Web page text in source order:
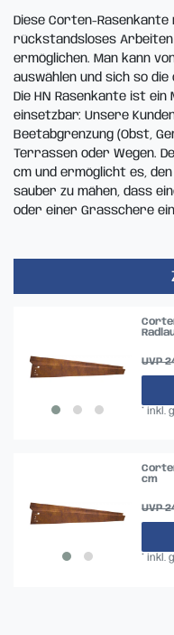
Diese Corten-Rasenkante
rückstandsloses Arbeiten
ermöglichen. Man kann
auswählen und sich so die
Die HN Rasenkante ist
einsetzbar: Unsere
Beetabgrenzung (Obst,
Terrassen oder Wegen.
cm und ermöglicht es,
sauber zu mähen, dass
oder einer Grasschere
UVP
* inkl.
cm
UVP
* inkl.